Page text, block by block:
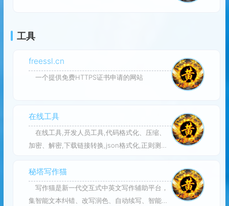
工具
freessl.cn
一个提供免费HTTPS证书申请的网站
在线工具
在线工具,开发人员工具,代码格式化、压缩、
加密、解密,下载链接转换,json格式化,正则测试
换,迅雷下载链接转换,进制转换,二维码,照片压
缩,pdf合并
秘塔写作猫
写作猫是新一代交互式中英文写作辅助平台，
集智能文本纠错、改写润色、自动续写、智能配